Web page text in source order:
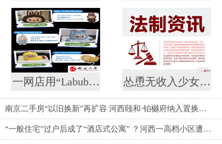
一网店用“Labubu”形象制作蛋糕并销售，被泡泡玛特公司起诉 怂恿无收入少女网贷整容？ 法院：合同无效，余款利息全由商家担！
南京二手房“以旧换新”再扩容 河西颐和·铂樾府纳入置换范围，共计10盘可选
“一般住宅”过户后成了“酒店式公寓” ？河西一高档小区遭遇权证“变脸”，相关部门回应仍按住宅登记